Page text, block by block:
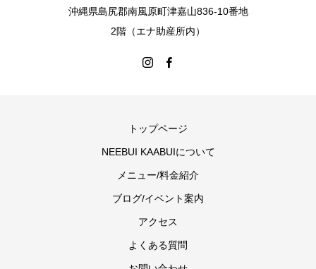
沖縄県島尻郡南風原町津嘉山836-10番地
2階（エナ助産所内）
トップページ
NEEBUI KAABUIについて
メニュー/料金紹介
ブログ/イベント案内
アクセス
よくある質問